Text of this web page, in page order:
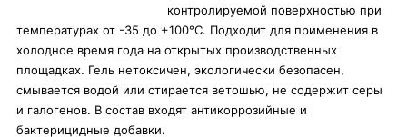
контролируемой поверхностью при
температурах от -35 до +100°С. Подходит для применения в
холодное время года на открытых производственных
площадках. Гель нетоксичен, экологически безопасен,
смывается водой или стирается ветошью, не содержит серы
и галогенов. В состав входят антикоррозийные и
бактерицидные добавки.